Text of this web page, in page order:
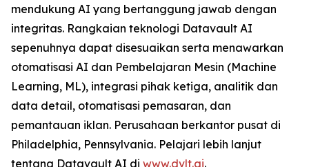
mendukung AI yang bertanggung jawab dengan
integritas. Rangkaian teknologi Datavault AI
sepenuhnya dapat disesuaikan serta menawarkan
otomatisasi AI dan Pembelajaran Mesin (Machine
Learning, ML), integrasi pihak ketiga, analitik dan
data detail, otomatisasi pemasaran, dan
pemantauan iklan. Perusahaan berkantor pusat di
Philadelphia, Pennsylvania. Pelajari lebih lanjut
tentang Datavault AI di www.dvlt.ai.